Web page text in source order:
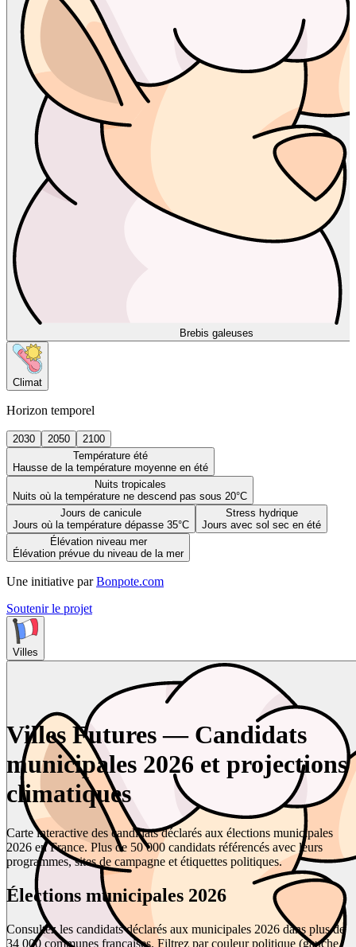
Brebis galeuses
Climat
Horizon temporel
2030 2050
2100
Température été
Hausse de la température moyenne en été
Nuits tropicales
Nuits où la température ne descend pas sous 20°C
Jours de canicule
Jours où la température dépasse 35°C
Stress hydrique
Jours avec sol sec en été
Élévation niveau mer
Élévation prévue du niveau de la mer
Une initiative par Bonpote.com
Soutenir le projet
Villes
Villes Futures — Candidats
municipales 2026 et projections
climatiques
Carte interactive des candidats déclarés aux élections municipales
2026 en France. Plus de 50 000 candidats référencés avec leurs
programmes, sites de campagne et étiquettes politiques.
Élections municipales 2026
Consultez les candidats déclarés aux municipales 2026 dans plus de
34 000 communes françaises. Filtrez par couleur politique (gauche,